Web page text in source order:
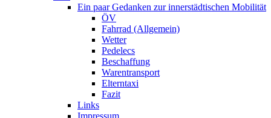
Ein paar Gedanken zur innerstädtischen Mobilität
ÖV
Fahrrad (Allgemein)
Wetter
Pedelecs
Beschaffung
Warentransport
Elterntaxi
Fazit
Links
Impressum